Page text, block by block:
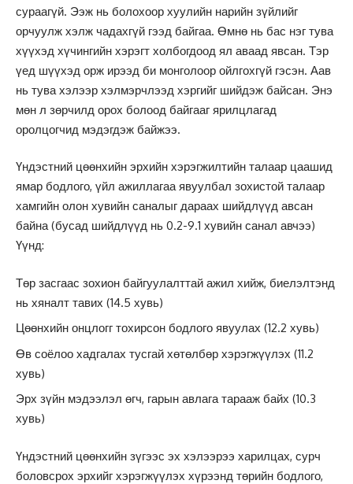
сураагүй. Ээж нь болохоор хуулийн нарийн зүйлийг
орчуулж хэлж чадахгүй гээд байгаа. Өмнө нь бас нэг тува
хүүхэд хүчингийн хэрэгт холбогдоод ял аваад явсан. Тэр
үед шүүхэд орж ирээд би монголоор ойлгохгүй гэсэн. Аав
нь тува хэлээр хэлмэрчлээд хэргийг шийдэж байсан. Энэ
мөн л зөрчилд орох болоод байгааг ярилцлагад
оролцогчид мэдэгдэж байжээ.
Үндэстний цөөнхийн эрхийн хэрэгжилтийн талаар цаашид
ямар бодлого, үйл ажиллагаа явуулбал зохистой талаар
хамгийн олон хувийн саналыг дараах шийдлүүд авсан
байна (бусад шийдлүүд нь 0.2-9.1 хувийн санал авчээ)
Үүнд:
Төр засгаас зохион байгуулалттай ажил хийж, биелэлтэнд
нь хяналт тавих (14.5 хувь)
Цөөнхийн онцлогг тохирсон бодлого явуулах (12.2 хувь)
Өв соёлоо хадгалах тусгай хөтөлбөр хэрэгжүүлэх (11.2
хувь)
Эрх зүйн мэдээлэл өгч, гарын авлага тарааж байх (10.3
хувь)
Үндэстний цөөнхийн зүгээс эх хэлээрээ харилцах, сурч
боловсрох эрхийг хэрэгжүүлэх хүрээнд төрийн бодлого,